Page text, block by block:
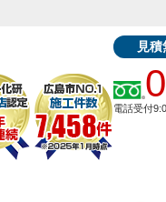
見
電話受付